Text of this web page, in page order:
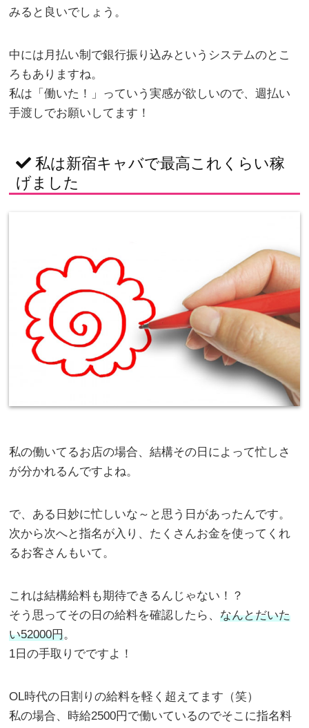
みると良いでしょう。
中には月払い制で銀行振り込みというシステムのとこ
ろもありますね。
私は「働いた！」っていう実感が欲しいので、週払い
手渡しでお願いしてます！
私は新宿キャバで最高これくらい稼
げました
私の働いてるお店の場合、結構その日によって忙しさ
が分かれるんですよね。
で、ある日妙に忙しいな～と思う日があったんです。
次から次へと指名が入り、たくさんお金を使ってくれ
るお客さんもいて。
これは結構給料も期待できるんじゃない！？
そう思ってその日の給料を確認したら、なんとだいた
い52000円。
1日の手取りでですよ！
OL時代の日割りの給料を軽く超えてます（笑）
私の場合、時給2500円で働いているのでそこに指名料